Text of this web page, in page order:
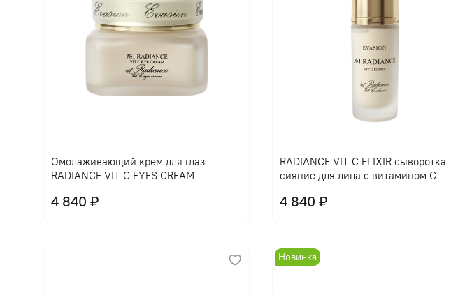
Омолаживающий крем для глаз
RADIANCE VIT C EYES CREAM
4 840 ₽
RADIANCE VIT C ELIXIR сыворотка-
сияние для лица с витамином С
4 840 ₽
Новинка
В корзину